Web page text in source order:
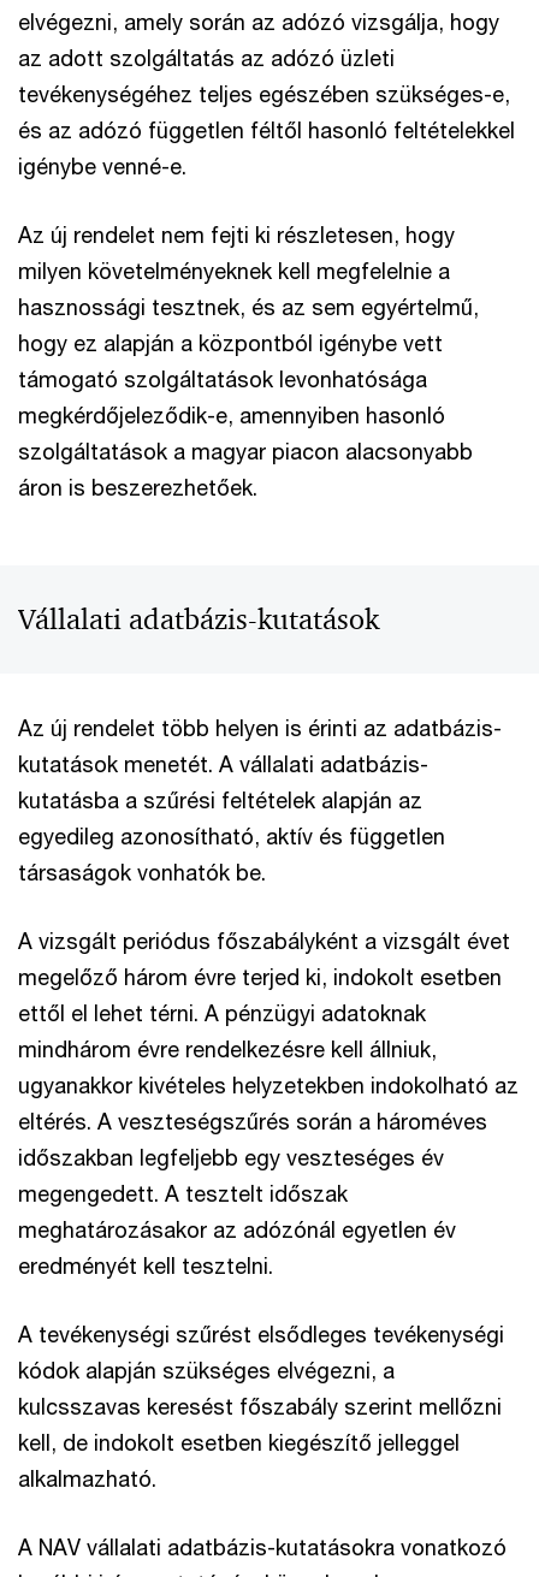
elvégezni, amely során az adózó vizsgálja, hogy
az adott szolgáltatás az adózó üzleti
tevékenységéhez teljes egészében szükséges-e,
és az adózó független féltől hasonló feltételekkel
igénybe venné-e.
Az új rendelet nem fejti ki részletesen, hogy
milyen követelményeknek kell megfelelnie a
hasznossági tesztnek, és az sem egyértelmű,
hogy ez alapján a központból igénybe vett
támogató szolgáltatások levonhatósága
megkérdőjeleződik-e, amennyiben hasonló
szolgáltatások a magyar piacon alacsonyabb
áron is beszerezhetőek.
Vállalati adatbázis-kutatások
Az új rendelet több helyen is érinti az adatbázis-
kutatások menetét. A vállalati adatbázis-
kutatásba a szűrési feltételek alapján az
egyedileg azonosítható, aktív és független
társaságok vonhatók be.
A vizsgált periódus főszabályként a vizsgált évet
megelőző három évre terjed ki, indokolt esetben
ettől el lehet térni. A pénzügyi adatoknak
mindhárom évre rendelkezésre kell állniuk,
ugyanakkor kivételes helyzetekben indokolható az
eltérés. A veszteségszűrés során a hároméves
időszakban legfeljebb egy veszteséges év
megengedett. A tesztelt időszak
meghatározásakor az adózónál egyetlen év
eredményét kell tesztelni.
A tevékenységi szűrést elsődleges tevékenységi
kódok alapján szükséges elvégezni, a
kulcsszavas keresést főszabály szerint mellőzni
kell, de indokolt esetben kiegészítő jelleggel
alkalmazható.
A NAV vállalati adatbázis-kutatásokra vonatkozó